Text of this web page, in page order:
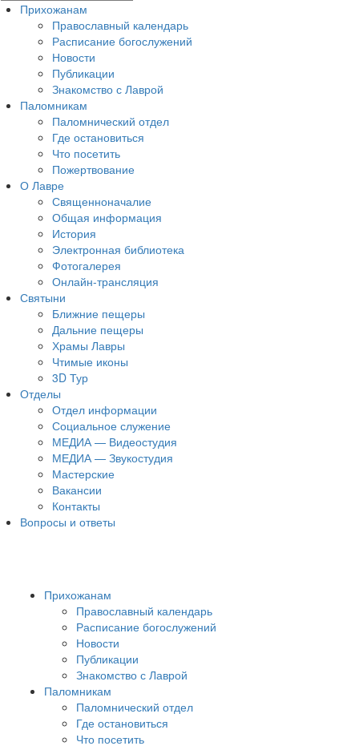
Прихожанам
Православный календарь
Расписание богослужений
Новости
Публикации
Знакомство с Лаврой
Паломникам
Паломнический отдел
Где остановиться
Что посетить
Пожертвование
О Лавре
Священноначалие
Общая информация
История
Электронная библиотека
Фотогалерея
Онлайн-трансляция
Святыни
Ближние пещеры
Дальние пещеры
Храмы Лавры
Чтимые иконы
3D Тур
Отделы
Отдел информации
Социальное служение
МЕДИА — Видеостудия
МЕДИА — Звукостудия
Мастерские
Вакансии
Контакты
Вопросы и ответы
Прихожанам
Православный календарь
Расписание богослужений
Новости
Публикации
Знакомство с Лаврой
Паломникам
Паломнический отдел
Где остановиться
Что посетить